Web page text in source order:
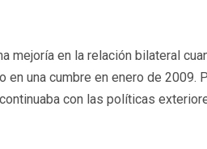
mejoría en la relación bilateral
una cumbre en enero de 2009.
con las políticas